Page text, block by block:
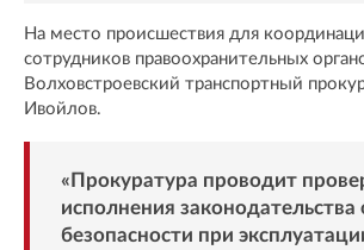
На место происшествия для
сотрудников правоохранительных
Волховстроевский транспортный
Ивойлов.
«Прокуратура проводит
исполнения законодательства
безопасности при